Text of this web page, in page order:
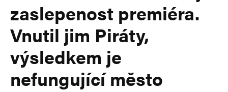
zaslepenost premiéra.
Vnutil jim Piráty,
výsledkem je
nefungující město